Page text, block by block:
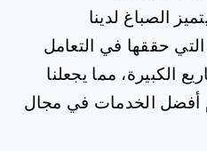
الصباغ لدينا
التي حققها في التعامل
الكبيرة، مما يجعلنا
أفضل الخدمات في مجال